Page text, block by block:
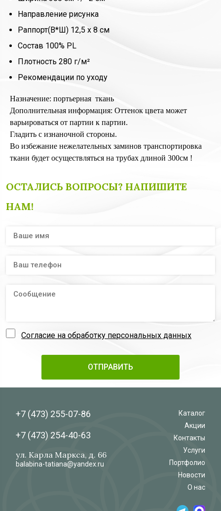
Направление рисунка
Раппорт(В*Ш) 12,5 х 8 см
Состав 100% PL
Плотность 280 г/м²
Рекомендации по уходу
Назначение: портьерная ткань
Дополнительная информация: Оттенок цвета может
варьироваться от партии к партии.
Гладить с изнаночной стороны.
Во избежание нежелательных заминов транспортировка
ткани будет осуществляться на трубах длиной 300см !
ОСТАЛИСЬ ВОПРОСЫ? НАПИШИТЕ
НАМ!
Согласие на обработку персональных данных
+7 (473) 255-07-86
+7 (473) 254-40-63
ул. Карла Маркса, д. 66
balabina-tatiana@yandex.ru
Каталог
Акции
Контакты
Услуги
Портфолио
Новости
О нас